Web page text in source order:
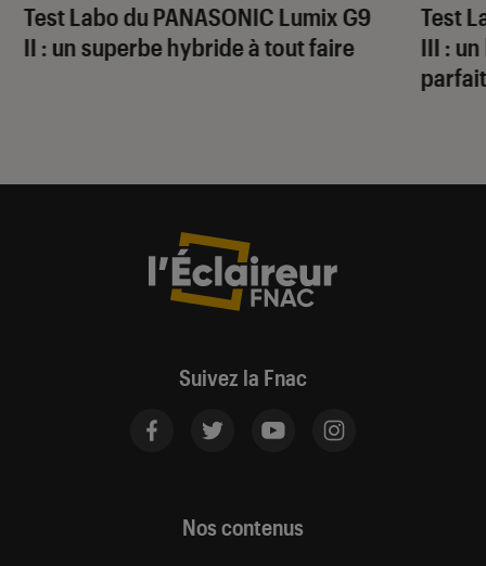
Test Labo du PANASONIC Lumix G9
II : un superbe hybride à tout faire
Test
III :
Suivez la Fnac
Nos contenus